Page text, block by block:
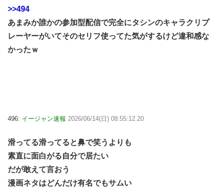
>>494
あまみか誰かの参加型配信で完全にタシンのキャラクリプ
レーヤーがいてそのセリフ使ってた気がするけど違和感な
かったｗ
496: イージャン速報 2026/06/14(日) 08:55:12.20
滑ってる滑ってると鼻で笑うよりも
素直に面白がる自分で居たい
だが敢えて言おう
漫画ネタはどんだけ有名でもサムい